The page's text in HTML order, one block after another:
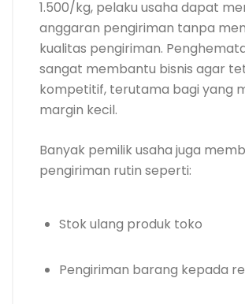
1.500/kg, pelaku usaha dapat
anggaran pengiriman tanpa
kualitas pengiriman.
sangat membantu bisnis agar
kompetitif, terutama bagi yang
margin kecil.
Banyak pemilik usaha juga
pengiriman rutin seperti:
Stok ulang produk toko
Pengiriman barang kepada